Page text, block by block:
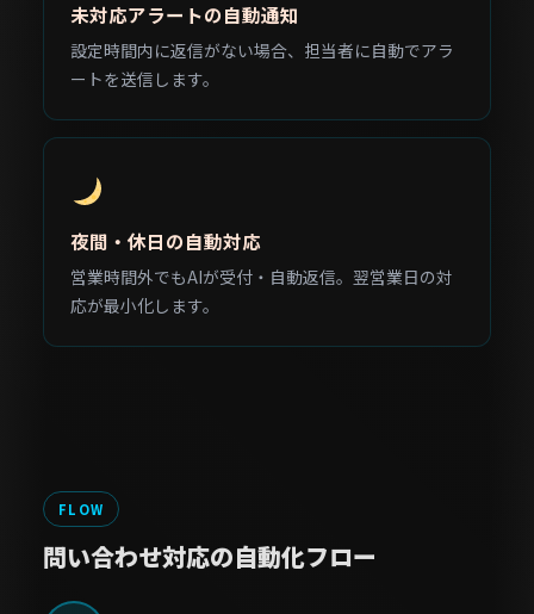
未対応アラートの自動通知
設定時間内に返信がない場合、担当者に自動でアラ
ートを送信します。
夜間・休日の自動対応
営業時間外でもAIが受付・自動返信。翌営業日の対
応が最小化します。
FLOW
問い合わせ対応の自動化フロー